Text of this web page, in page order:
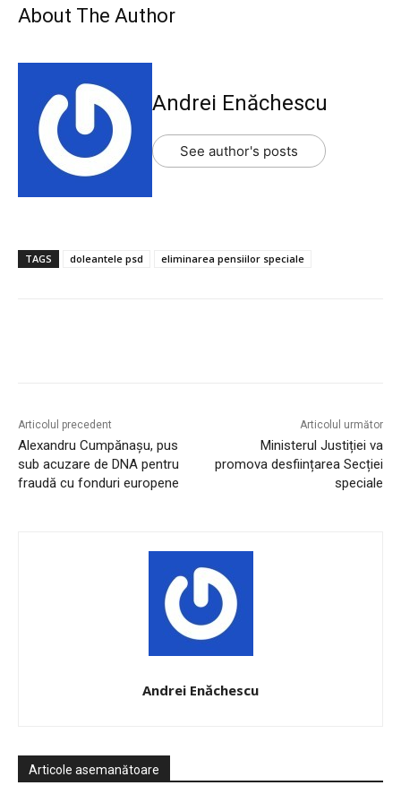
About The Author
Andrei Enăchescu
See author's posts
TAGS doleantele psd eliminarea pensiilor speciale
Articolul precedent
Alexandru Cumpănașu, pus
sub acuzare de DNA pentru
fraudă cu fonduri europene
Articolul următor
Ministerul Justiției va
promova desființarea Secției
speciale
Andrei Enăchescu
Articole asemanătoare